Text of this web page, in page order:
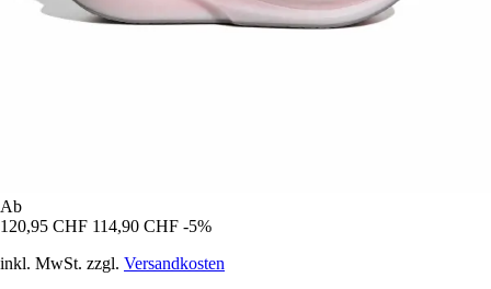
Ab
120,95 CHF 114,90 CHF -5%
inkl. MwSt. zzgl. Versandkosten